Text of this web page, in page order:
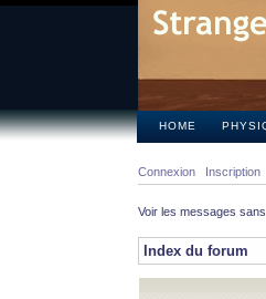
HOME
Connexion Inscription
Voir les messages
Index du forum